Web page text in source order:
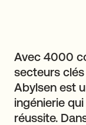
Avec 4000
secteurs
Abylsen est
ingénierie
réussite.